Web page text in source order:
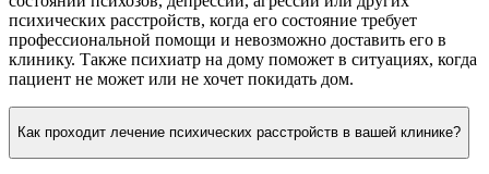
психических расстройств, когда его состояние требует
профессиональной помощи и невозможно доставить его в
клинику. Также психиатр на дому поможет в ситуациях, когда
пациент не может или не хочет покидать дом.
Как проходит лечение психических расстройств в вашей клинике?